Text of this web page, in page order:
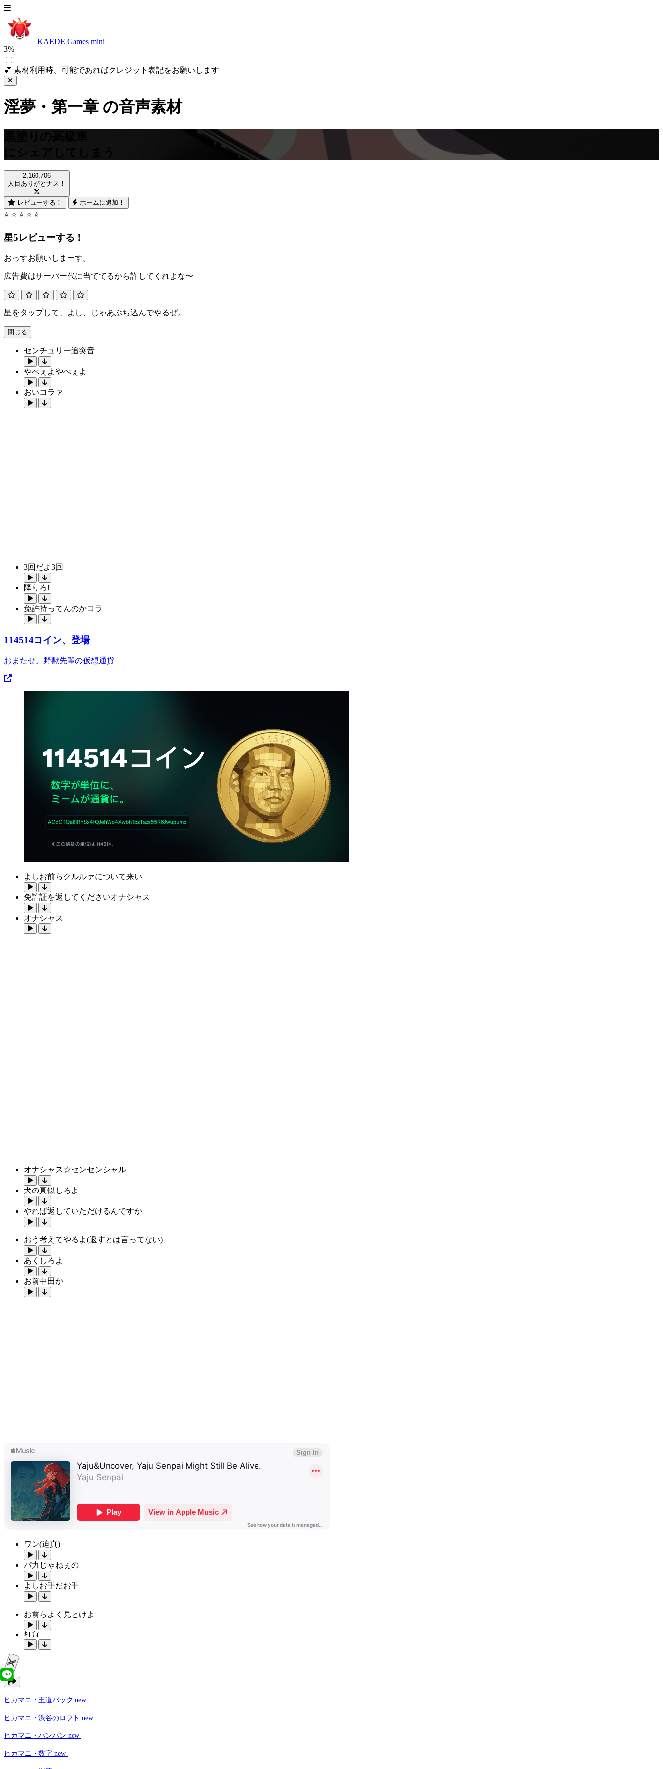
KAEDE Games mini
3%
💕 素材利用時、可能であればクレジット表記をお願いします
淫夢・第一章 の音声素材
2,160,706
人目ありがとナス！
レビューする！ ホームに追加！
⭐️ ⭐️ ⭐️ ⭐️ ⭐️
星5レビューする！
おっすお願いしまーす。
広告費はサーバー代に当ててるから許してくれよな〜
星をタップして、よし、じゃあぶち込んでやるぜ。
閉じる
センチュリー追突音
やべぇよやべぇよ
おいコラァ
3回だよ3回
降りろ!
免許持ってんのかコラ
114514コイン、登場
おまたせ。野獣先輩の仮想通貨
よしお前らクルルァについて来い
免許証を返してくださいオナシャス
オナシャス
オナシャス☆センセンシャル
犬の真似しろよ
やれば返していただけるんですか
おう考えてやるよ(返すとは言ってない)
あくしろよ
お前中田か
ワン(迫真)
パ力じゃねぇの
よしお手だお手
お前らよく見とけよ
ｷﾓﾁｨ
ヒカマニ・王道パック new
ヒカマニ・渋谷のロフト new
ヒカマニ・パンパン new
ヒカマニ・数字 new